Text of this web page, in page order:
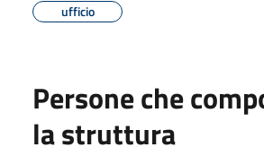
ufficio
Persone che
la struttura